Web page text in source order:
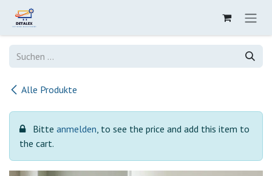
Zum Inhalt springen
Alle Produkte
Bitte anmelden , to see the price and add this item to
the cart.